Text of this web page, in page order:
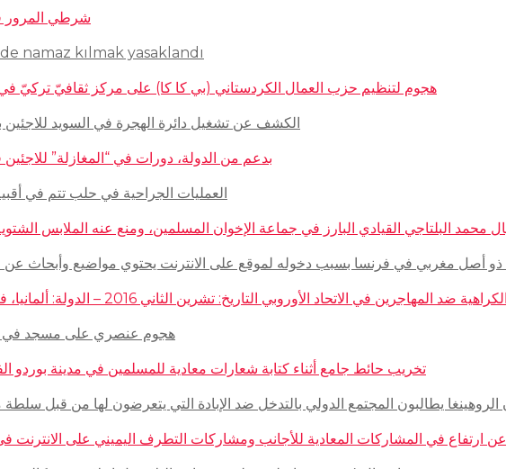
شرطي المرور
namaz kılmak yasaklandı
هجوم لتنظيم حزب العمال الكردستاني (بي كا كا) على مركز ثقافيّ تركيّ في هامبورغ التاريخ:
الكشف عن تشغيل دائرة الهجرة في السويد للاجئين بلا مقابل
بدعم من الدولة، دورات في “المغازلة” للاجئين في ألمانيا
العمليات الجراحية في حلب تتم في أقبية المنازل
محمد البلتاجي القيادي البارز في جماعة الإخوان المسلمين، ومنع عنه الملابس الشتوية والدواء
مغربي في فرنسا بسبب دخوله لموقع على الانترنت يحتوي مواضيع وأبحاث عن الإرهاب التاريخ:
في الاتحاد الأوروبي التاريخ: تشرين الثاني 2016 – الدولة: ألمانيا، فرنسا، هولاندا، إيطاليا، لوكسمبورغ، المجر، سلوفينيا
هجوم عنصري على مسجد في السويد
تخريب حائط جامع أثناء كتابة شعارات معادية للمسلمين في مدينة بوردو الفرنسية.
يطالبون المجتمع الدولي بالتدخل ضد الإبادة التي يتعرضون لها من قبل سلطة ميانمار التاريخ:
في المشاركات المعادية للأجانب ومشاركات التطرف اليميني على الانترنت في ألمانيا. التاريخ: